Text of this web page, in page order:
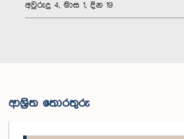
අවුරුදු 4, මාස 1, දින 19
ආශ්‍රිත තොරතුරු